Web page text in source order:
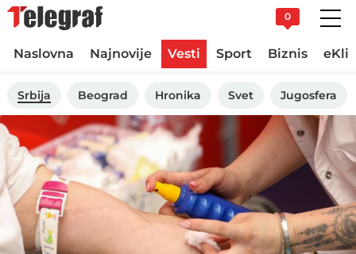
0
Naslovna Najnovije Vesti Sport Biznis
Srbija Beograd Hronika Svet Jugosfera